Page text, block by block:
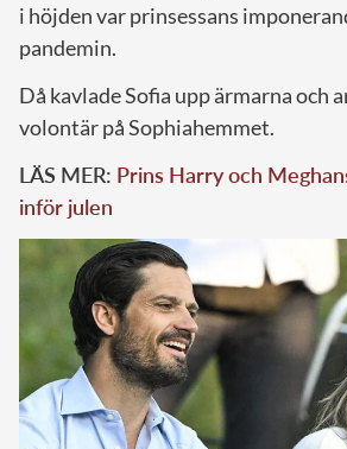
i höjden var prinsessans
pandemin.
Då kavlade Sofia upp ärmarna och
volontär på Sophiahemmet.
LÄS MER: Prins Harry och
inför julen